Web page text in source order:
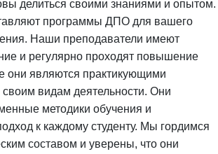
делиться своими знаниями и опытом.
программы ДПО для вашего
Наши преподаватели имеют
и регулярно проходят повышение
они являются практикующими
видам деятельности. Они
методики обучения и
к каждому студенту. Мы гордимся
составом и уверены, что они